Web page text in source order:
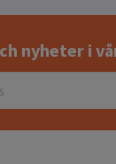
nyheter i